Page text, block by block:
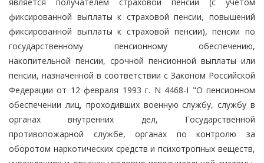
фиксированной выплаты к страховой пенсии, повышений
фиксированной выплаты к страховой пенсии), пенсии по
государственному пенсионному обеспечению,
накопительной пенсии, срочной пенсионной выплаты или
пенсии, назначенной в соответствии с Законом Российской
Федерации от 12 февраля 1993 г. N 4468-I "О пенсионном
обеспечении лиц, проходивших военную службу, службу в
органах внутренних дел, Государственной
противопожарной службе, органах по контролю за
оборотом наркотических средств и психотропных веществ,